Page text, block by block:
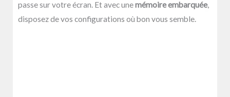
passe sur votre écran. Et avec unemémoire embarquée,
disposez de vos configurations où bon vous semble.